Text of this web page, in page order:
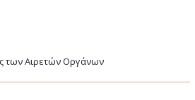
των Αιρετών Οργάνων